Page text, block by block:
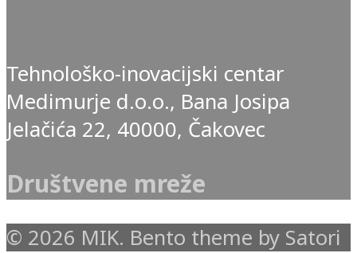
Tehnološko-inovacijski centar
Medimurje d.o.o., Bana Josipa
Jelačića 22, 40000, Čakovec
Društvene mreže
© 2026 MIK. Bento theme by Satori